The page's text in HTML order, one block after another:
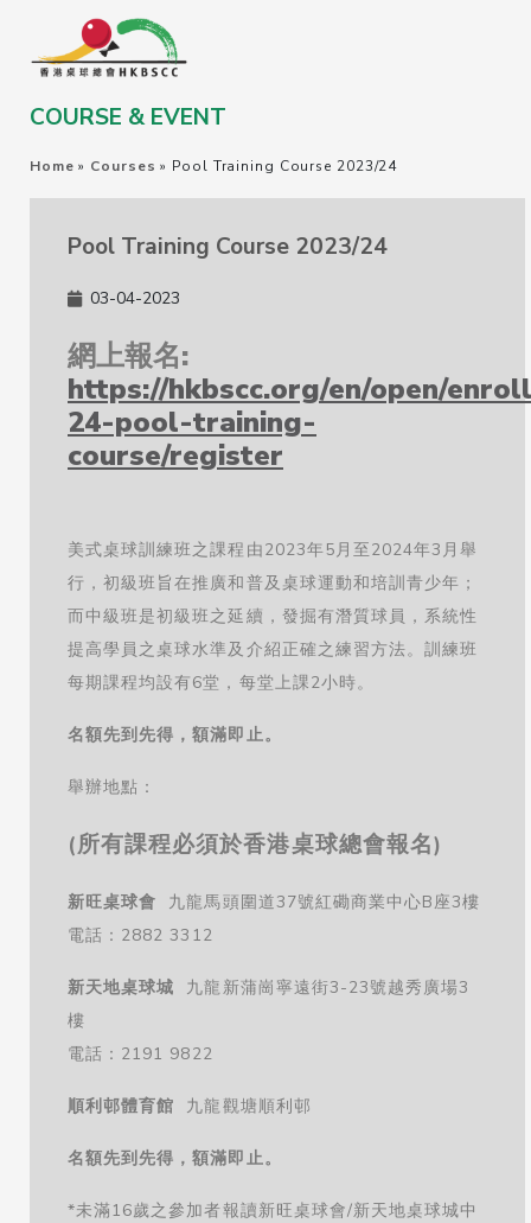
COURSE & EVENT
Home » Courses » Pool Training Course 2023/24
Pool Training Course 2023/24
03-04-2023
網上報名:
https://hkbscc.org/en/open/
24-pool-training-
course/register
美式桌球訓練班之課程由2023年5月至2024年3月舉
行，初級班旨在推廣和普及桌球運動和培訓青少年；
而中級班是初級班之延續，發掘有潛質球員，系統性
提高學員之桌球水準及介紹正確之練習方法。訓練班
每期課程均設有6堂，每堂上課2小時。
名額先到先得，額滿即止。
舉辦地點：
(所有課程必須於香港桌球總會報名)
新旺桌球會 九龍馬頭圍道37號紅磡商業中心B座3樓
電話：2882 3312
新天地桌球城 九龍新蒲崗寧遠街3-23號越秀廣場3
樓
電話：2191 9822
順利邨體育館 九龍觀塘順利邨
名額先到先得，額滿即止。
*未滿16歲之參加者報讀新旺桌球會/新天地桌球城中